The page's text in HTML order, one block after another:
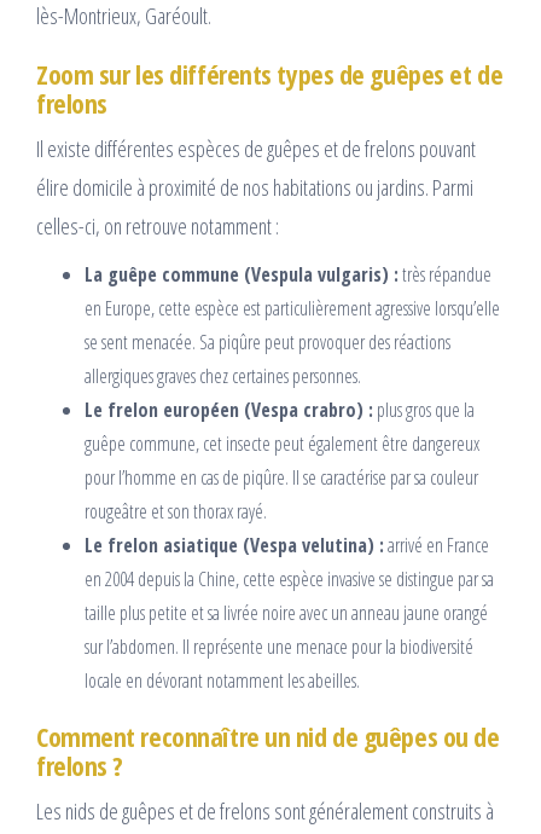
lès-Montrieux, Garéoult.
Zoom sur les différents types de guêpes et de
frelons
Il existe différentes espèces de guêpes et de frelons pouvant
élire domicile à proximité de nos habitations ou jardins. Parmi
celles-ci, on retrouve notamment :
La guêpe commune (Vespula vulgaris) :très répandue
en Europe, cette espèce est particulièrement agressive lorsqu’elle
se sent menacée. Sa piqûre peut provoquer des réactions
allergiques graves chez certaines personnes.
Le frelon européen (Vespa crabro) : plus gros que la
guêpe commune, cet insecte peut également être dangereux
pour l’homme en cas de piqûre. Il se caractérise par sa couleur
rougeâtre et son thorax rayé.
Le frelon asiatique (Vespa velutina) :arrivé en France
en 2004 depuis la Chine, cette espèce invasive se distingue par sa
taille plus petite et sa livrée noire avec un anneau jaune orangé
sur l’abdomen. Il représente une menace pour la biodiversité
locale en dévorant notamment les abeilles.
Comment reconnaître un nid de guêpes ou de
frelons ?
Les nids de guêpes et de frelons sont généralement construits à